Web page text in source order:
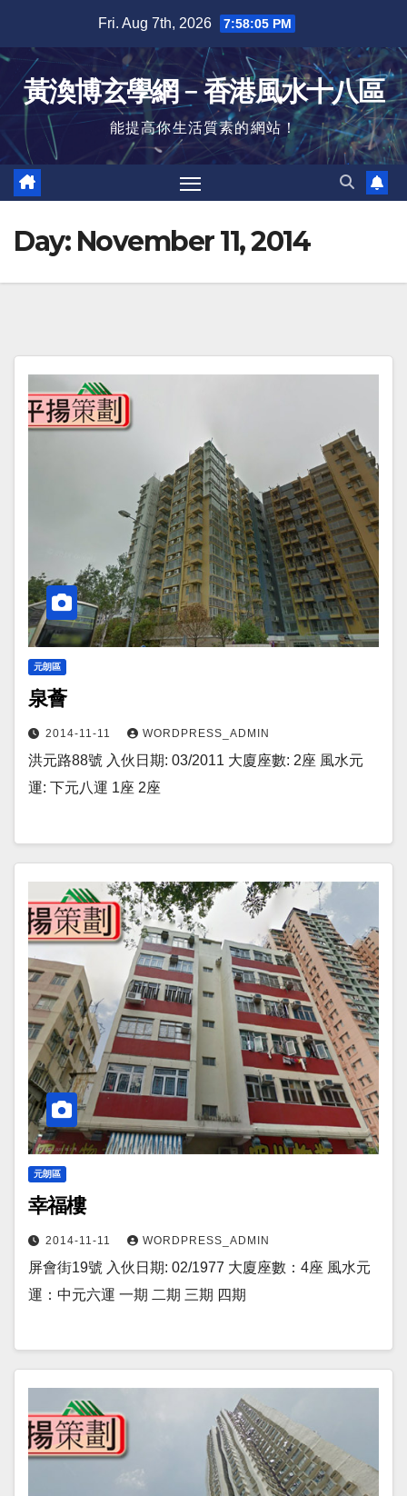
content
Fri. Aug 7th, 2026 7:58:06 PM
黃渙博玄學網﹣香港風水十八區
能提高你生活質素的網站！
Day: November 11, 2014
元朗區
泉薈
2014-11-11 WORDPRESS_ADMIN
洪元路88號 入伙日期: 03/2011 大廈座數: 2座 風水元
運: 下元八運 1座 2座
元朗區
幸福樓
2014-11-11 WORDPRESS_ADMIN
屏會街19號 入伙日期: 02/1977 大廈座數：4座 風水元
運：中元六運 一期 二期 三期 四期